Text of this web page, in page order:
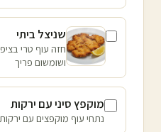
שניצל ביתי
חזה עוף טרי
ושומשום פריך
מוקפץ סיני עם ירקות
נתחי עוף מוקפצים עם